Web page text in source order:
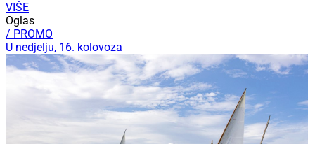
VIŠE
Oglas
/ PROMO
U nedjelju, 16. kolovoza